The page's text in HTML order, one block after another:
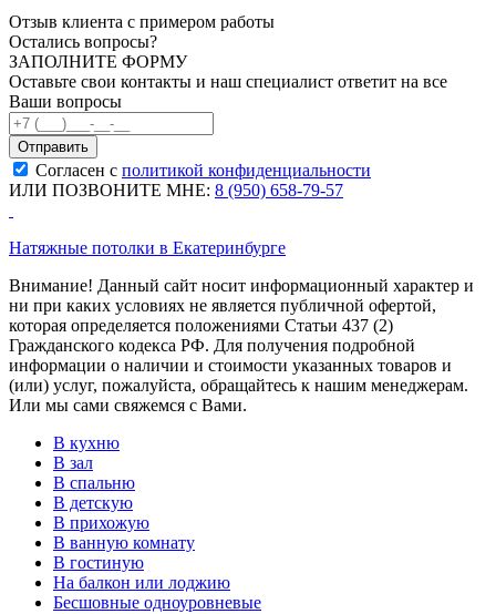
Отзыв клиента с примером работы
Остались вопросы?
ЗАПОЛНИТЕ ФОРМУ
Оставьте свои контакты и наш специалист ответит на все
Ваши вопросы
Согласен с политикой конфиденциальности
ИЛИ ПОЗВОНИТЕ МНЕ: 8 (950) 658-79-57
Натяжные потолки в Екатеринбурге
Внимание! Данный сайт носит информационный характер и
ни при каких условиях не является публичной офертой,
которая определяется положениями Статьи 437 (2)
Гражданского кодекса РФ. Для получения подробной
информации о наличии и стоимости указанных товаров и
(или) услуг, пожалуйста, обращайтесь к нашим менеджерам.
Или мы сами свяжемся с Вами.
В кухню
В зал
В спальню
В детскую
В прихожую
В ванную комнату
В гостиную
На балкон или лоджию
Бесшовные одноуровневые